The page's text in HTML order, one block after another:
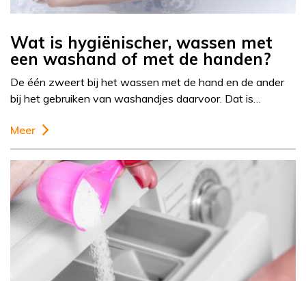
Wat is hygiënischer, wassen met
een washand of met de handen?
De één zweert bij het wassen met de hand en de ander
bij het gebruiken van washandjes daarvoor. Dat is…
Meer